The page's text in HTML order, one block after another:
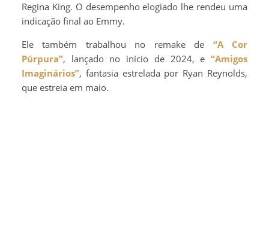
Regina King. O desempenho elogiado lhe rendeu uma
indicação final ao Emmy.
Ele também trabalhou no remake de “A Cor
Púrpura”, lançado no início de 2024, e “Amigos
Imaginários”, fantasia estrelada por Ryan Reynolds,
que estreia em maio.